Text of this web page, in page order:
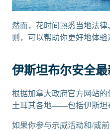
然而，花时间熟悉当地法
则，可以帮助你更好地体验
伊斯坦布尔安全
根据加拿大政府官方网站的
土耳其各地——包括伊斯坦
如果你参与示威活动和/或